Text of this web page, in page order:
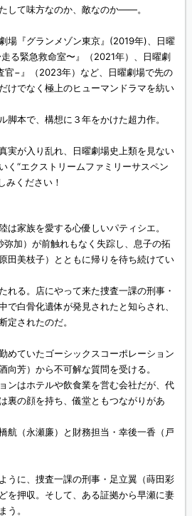
して味方なのか、敵なのか——。
場『グランメゾン東京』(2019年)、日曜
る緊急救命室〜』（2021年）、日曜劇
官−』（2023年）など、日曜劇場で先の
けでなく極上のヒューマンドラマを紡い
脚本で、構想に３年をかけた超力作。
実が入り乱れ、日曜劇場史上類を見ない
く“エクストリームファミリーサスペン
みください！
は家族を愛する心優しいパティシエ。
加）が前触れもなく失踪し、息子の拓
田美枝子）とともに帰りを待ち続けてい
れる。店にやって来た捜査一課の刑事・
で白骨化遺体が発見されたと知らされ、
定されたのだ。
めていたゴーシックスコーポレーション
向芳）から不可解な質問を受ける。
ンはホテルや飲食業を営む会社だが、代
裏の顔を持ち、儀堂ともつながりがあ
航（永瀬廉）と財務担当・幸後一香（戸
うに、捜査一課の刑事・足立翼（蒔田彩
を押収。そして、ある証拠から早瀬に妻
う。